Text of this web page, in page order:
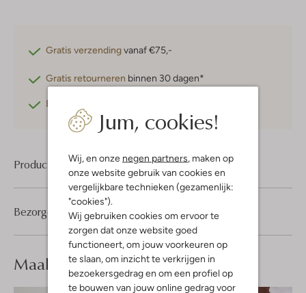
Jum, cookies!
Wij, en onze negen partners , maken op
onze website gebruik van cookies en
vergelijkbare technieken (gezamenlijk:
"cookies").
Wij gebruiken cookies om ervoor te
zorgen dat onze website goed
functioneert, om jouw voorkeuren op
te slaan, om inzicht te verkrijgen in
bezoekersgedrag en om een profiel op
te bouwen van jouw online gedrag voor
Gratis verzendingvanaf €75,-
Gratis retourneren binnen 30 dagen*
Betaal achteraf
Product informatie
Bezorgen & retourneren
Maak jelook compleet